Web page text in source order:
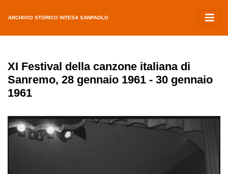
ARCHIVIO STORICO INTESA SANPAOLO
XI Festival della canzone italiana di
Sanremo, 28 gennaio 1961 - 30 gennaio
1961